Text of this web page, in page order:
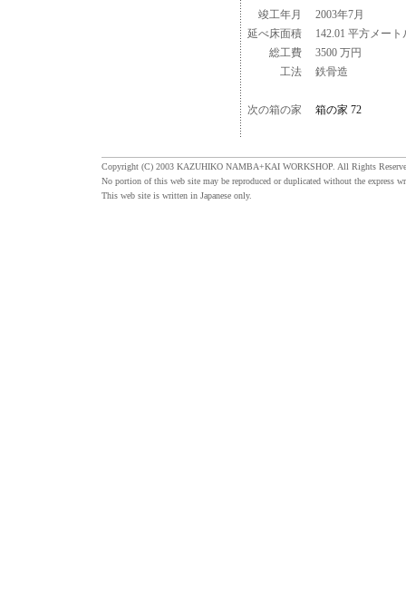
竣工年月
2003年7月
延べ床面積
142.01 平方メート
総工費
3500 万円
工法
鉄骨造
次の箱の家 箱の家 72
Copyright (C) 2003 KAZUHIKO NAMBA+KAI WORKSHOP. All Rights
No portion of this web site may be reproduced or duplicated without the express
This web site is written in Japanese only.